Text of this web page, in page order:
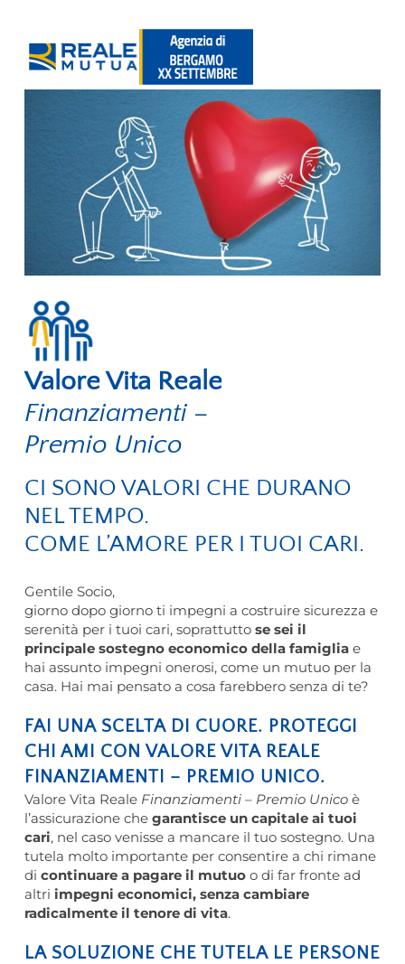
contenuto
Valore Vita Reale
Finanziamenti –
Premio Unico
CI SONO VALORI CHE DURANO
NEL TEMPO.
COME L’AMORE PER I TUOI CARI.
Gentile Socio,
giorno dopo giorno ti impegni a costruire sicurezza e
serenità per i tuoi cari, soprattuttose sei il
principale sostegno economico della famiglia e
hai assunto impegni onerosi, come un mutuo per la
casa. Hai mai pensato a cosa farebbero senza di te?
FAI UNA SCELTA DI CUORE. PROTEGGI
CHI AMI CON VALORE VITA REALE
FINANZIAMENTI – PREMIO UNICO.
Valore Vita Reale Finanziamenti – Premio Unico è
l’assicurazione chegarantisce un capitale ai tuoi
cari, nel caso venisse a mancare il tuo sostegno. Una
tutela molto importante per consentire a chi rimane
dicontinuare a pagare il mutuoo di far fronte ad
altriimpegni economici, senza cambiare
radicalmente il tenore di vita.
LA SOLUZIONE CHE TUTELA LE PERSONE